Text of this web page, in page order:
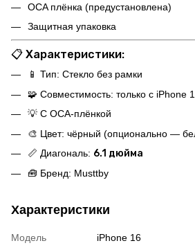
OCA плёнка (предустановлена)
Защитная упаковка
📋 Характеристики:
📱 Тип: Стекло без рамки
🧩 Совместимость: только с iPhone
💡 С OCA-плёнкой
🎨 Цвет: чёрный (опционально —
📏 Диагональ: 6.1 дюйма
🧰 Бренд: Musttby
Характеристики
Модель
iPhone 16